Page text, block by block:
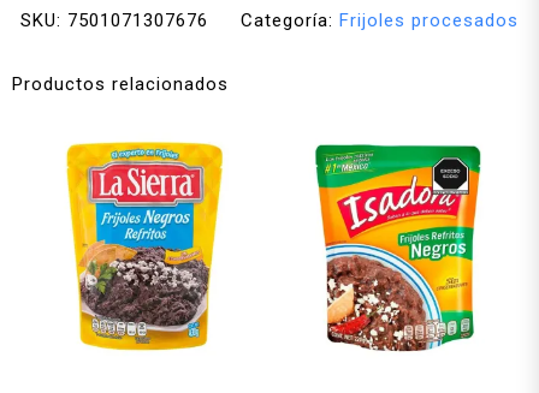
SKU: 7501071307676 Categoría: Frijoles procesados
Productos relacionados